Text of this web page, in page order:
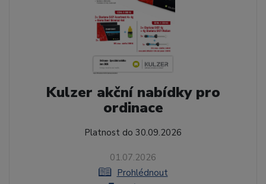
Kulzer akční nabídky pro
ordinace
Platnost do 30.09.2026
01.07.2026
Prohlédnout